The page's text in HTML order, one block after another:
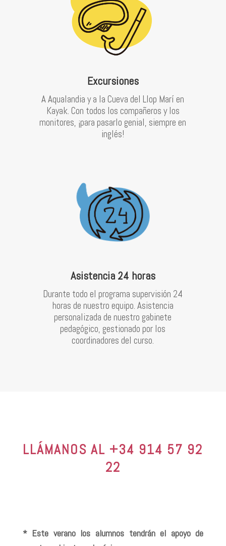
Excursiones
A Aqualandia y a la Cueva del Llop Marí en
Kayak. Con todos los compañeros y los
monitores, ¡para pasarlo genial, siempre en
inglés!
Asistencia 24 horas
Durante todo el programa supervisión 24
horas de nuestro equipo. Asistencia
personalizada de nuestro gabinete
pedagógico, gestionado por los
coordinadores del curso.
LLÁMANOS AL +34 914 57 92
22
* Este verano los alumnos tendrán el apoyo de